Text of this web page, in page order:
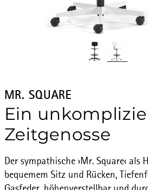
MR. SQUARE
Ein
Zeitgenosse
Der sympathische ›Mr. Square‹ als
bequemem Sitz und Rücken,